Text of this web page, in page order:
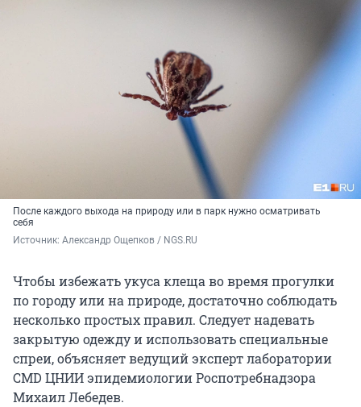
После каждого выхода на природу или в парк нужно осматривать
себя
Источник: Александр Ощепков / NGS.RU
Чтобы избежать укуса клеща во время прогулки
по городу или на природе, достаточно соблюдать
несколько простых правил. Следует надевать
закрытую одежду и использовать специальные
спреи, объясняет ведущий эксперт лаборатории
CMD ЦНИИ эпидемиологии Роспотребнадзора
Михаил Лебедев.